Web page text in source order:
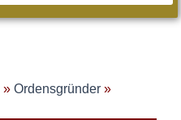
» Ordensgründer »